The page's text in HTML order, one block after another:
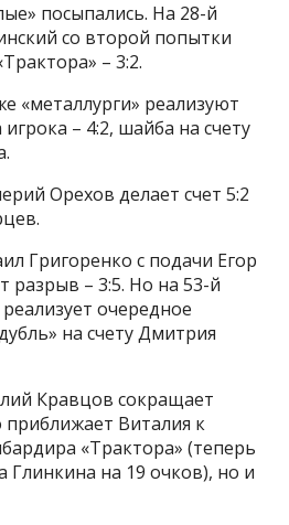
посыпались. На 28-й
со второй попытки
– 3:2.
«металлурги» реализуют
– 4:2, шайба на счету
Орехов делает счет 5:2
Григоренко с подачи Егор
разрыв – 3:5. Но на 53-й
очередное
на счету Дмитрия
Кравцов сокращает
приближает Виталия к
«Трактора» (теперь
Глинкина на 19 очков), но и